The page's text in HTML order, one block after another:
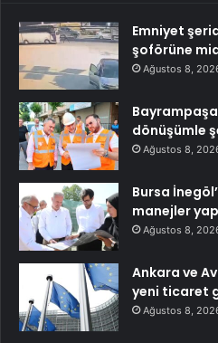
Emniyet
şoförüne
Ağustos 8,
dönüşümle
Ağustos 8,
Bursa
manejler
Ağustos 8,
Ankara ve
yeni ticaret
Ağustos 8,